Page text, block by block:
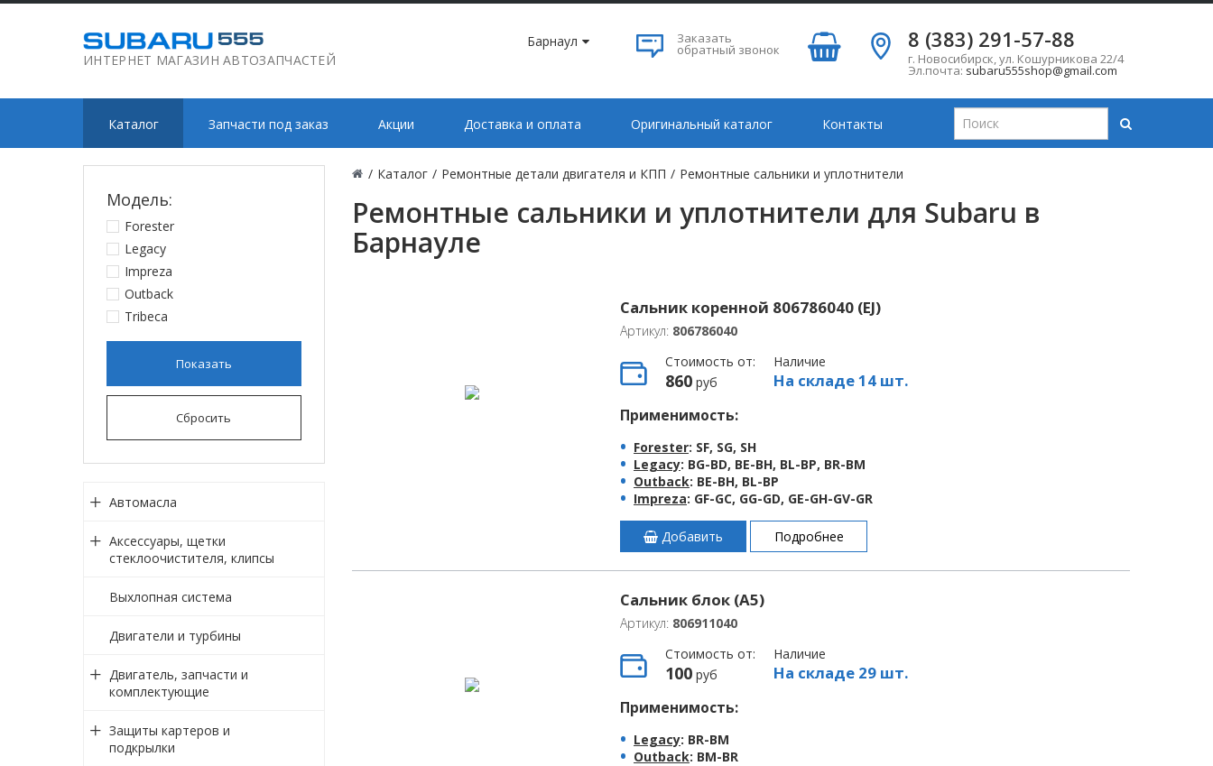
ИНТЕРНЕТ МАГАЗИН АВТОЗАПЧАСТЕЙ
Барнаул Заказать
обратный звонок 8 (383) 291-57-88
г. Новосибирск,ул. Кошурникова 22/4
Эл.почта: subaru555shop@gmail.com
Каталог Запчасти под заказ Акции Доставка и оплата Оригинальный каталог Контакты
/ Каталог / Ремонтные детали двигателя и КПП / Ремонтные сальники и уплотнители
Ремонтные сальники и уплотнители для Subaru в
Барнауле
Модель:
Forester
Legacy
Impreza
Outback
Tribeca
Показать
Сбросить
Автомасла
Аксессуары, щетки
стеклоочистителя, клипсы
Выхлопная система
Двигатели и турбины
Двигатель, запчасти и
комплектующие
Защиты картеров и
подкрылки
Сальник коренной 806786040 (EJ)
Артикул: 806786040
Стоимость от:
860руб
Наличие
На складе 14 шт.
Применимость:
Forester: SF, SG, SH
Legacy: BG-BD, BE-BH, BL-BP, BR-BM
Outback: BE-BH, BL-BP
Impreza: GF-GC, GG-GD, GE-GH-GV-GR
Добавить Подробнее
Сальник блок (A5)
Артикул: 806911040
Стоимость от:
100руб
Наличие
На складе 29 шт.
Применимость:
Legacy: BR-BM
Outback: BM-BR